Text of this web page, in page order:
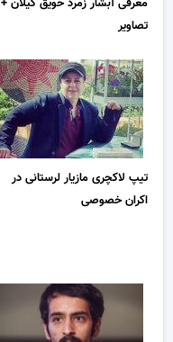
معرفی آبشار زمرد حویق گیلان +
تصاویر
تیپ لاکچری مازیار لرستانی در
اکران خصوصی